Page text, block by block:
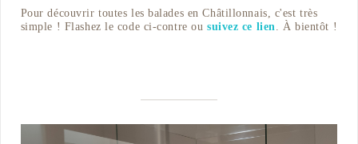
Pour découvrir toutes les balades en Châtillonnais, c'est très
simple ! Flashez le code ci-contre ou suivez ce lien. À bientôt !